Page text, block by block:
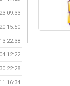
09:33
15:50
22:38
12:22
22:28
16:34